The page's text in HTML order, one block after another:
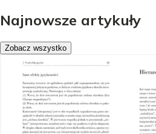
Najnowsze artykuły
Zobacz wszystko